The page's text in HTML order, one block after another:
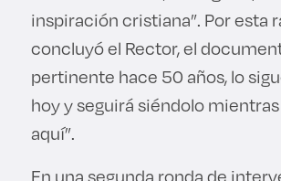
inspiración cristiana”. Por esta
concluyó el Rector, el
pertinente hace 50 años, lo
hoy y seguirá siéndolo
aquí”.